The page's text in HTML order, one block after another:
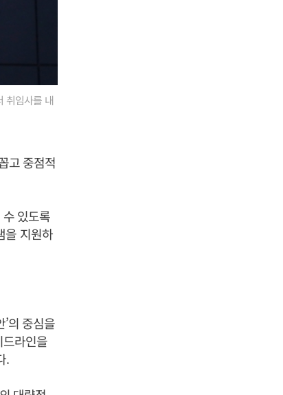
취임사를 내
고 중점적
있도록
을 지원하
의 중심을
라인을
.